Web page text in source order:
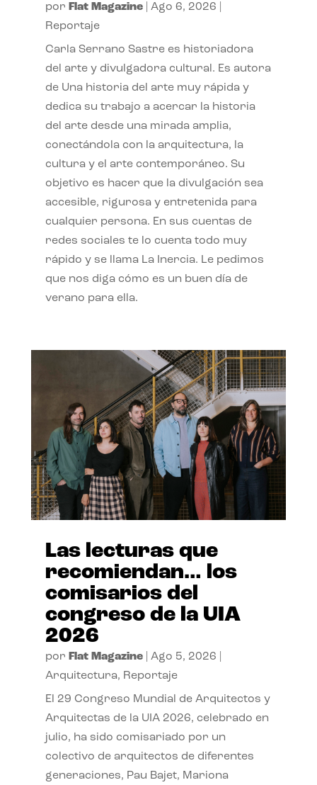
por Flat Magazine| Ago 6, 2026
Reportaje
Carla Serrano Sastre es historiadora
del arte y divulgadora cultural. Es autora
de Una historia del arte muy rápida y
dedica su trabajo a acercar la historia
del arte desde una mirada amplia,
conectándola con la arquitectura, la
cultura y el arte contemporáneo. Su
objetivo es hacer que la divulgación sea
accesible, rigurosa y entretenida para
cualquier persona. En sus cuentas de
redes sociales te lo cuenta todo muy
rápido y se llama La Inercia. Le pedimos
que nos diga cómo es un buen día de
verano para ella.
Las lecturas que
recomiendan… los
comisarios del
congreso de la UIA
2026
por Flat Magazine| Ago 5, 2026
Arquitectura, Reportaje
El 29 Congreso Mundial de Arquitectos y
Arquitectas de la UIA 2026, celebrado en
julio, ha sido comisariado por un
colectivo de arquitectos de diferentes
generaciones, Pau Bajet, Mariona